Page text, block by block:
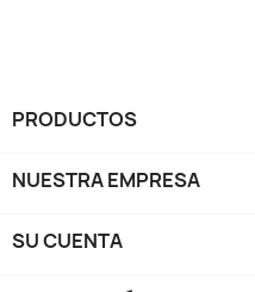
PRODUCTOS
NUESTRA EMPRESA
SU CUENTA